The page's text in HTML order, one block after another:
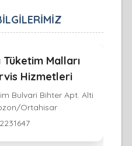
Tüketim Malları
Hizmetleri
Bulvari Bihter Apt. Alti
Ortahisar